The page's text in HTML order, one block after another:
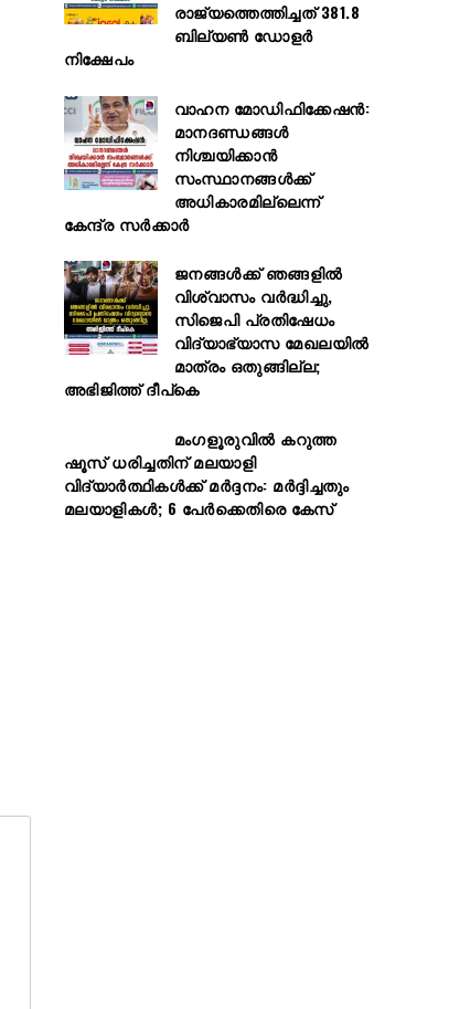
രാജ്യത്തെത്തിച്ചത് 381.8
ബില്യൺ ഡോളർ
നിക്ഷേപം
വാഹന മോഡിഫിക്കേഷൻ:
മാനദണ്ഡങ്ങൾ
നിശ്ചയിക്കാൻ
സംസ്ഥാനങ്ങൾക്ക്
അധികാരമില്ലെന്ന്
കേന്ദ്ര സർക്കാർ
ജനങ്ങൾക്ക് ഞങ്ങളിൽ
വിശ്വാസം വർദ്ധിച്ചു,
സിജെപി പ്രതിഷേധം
വിദ്യാഭ്യാസ മേഖലയിൽ
മാത്രം ഒതുങ്ങില്ല;
അഭിജിത്ത് ദീപ്കെ
മംഗളൂരുവിൽ കറുത്ത
ഷൂസ് ധരിച്ചതിന് മലയാളി
വിദ്യാർത്ഥികൾക്ക് മർദ്ദനം: മർദ്ദിച്ചതും
മലയാളികൾ; 6 പേർക്കെതിരെ കേസ്